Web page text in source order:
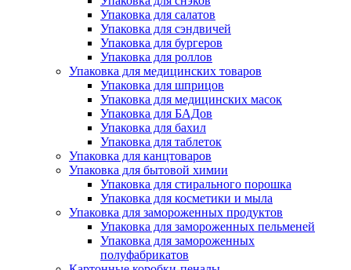
Упаковка для салатов
Упаковка для сэндвичей
Упаковка для бургеров
Упаковка для роллов
Упаковка для медицинских товаров
Упаковка для шприцов
Упаковка для медицинских масок
Упаковка для БАДов
Упаковка для бахил
Упаковка для таблеток
Упаковка для канцтоваров
Упаковка для бытовой химии
Упаковка для стирального порошка
Упаковка для косметики и мыла
Упаковка для замороженных продуктов
Упаковка для замороженных пельменей
Упаковка для замороженных
полуфабрикатов